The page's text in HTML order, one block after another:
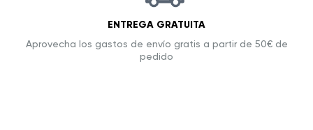
ENTREGA GRATUITA
Aprovecha los gastos de envío gratis a partir de 50€ de
pedido